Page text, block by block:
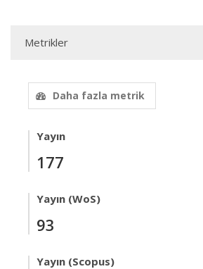
Metrikler
Daha fazla metrik
Yayın
177
Yayın (WoS)
93
Yayın (Scopus)